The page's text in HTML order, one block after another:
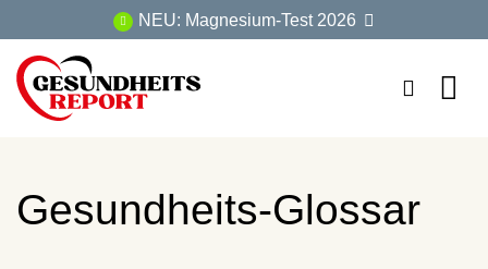
Inhalt
springen
NEU: Magnesium-Test 2026
Gesundheits-Glossar